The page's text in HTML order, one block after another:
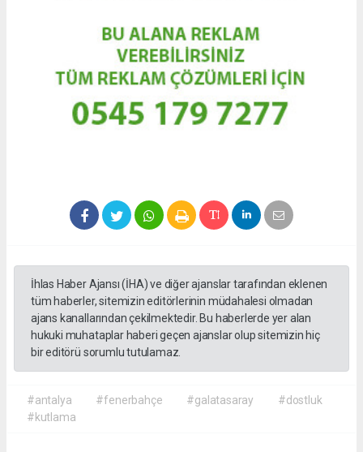
İhlas Haber Ajansı (İHA) ve diğer ajanslar tarafından eklenen
tüm haberler, sitemizin editörlerinin müdahalesi olmadan
ajans kanallarından çekilmektedir. Bu haberlerde yer alan
hukuki muhataplar haberi geçen ajanslar olup sitemizin hiç
bir editörü sorumlu tutulamaz.
#antalya #fenerbahçe #galatasaray
#dostluk
#kutlama